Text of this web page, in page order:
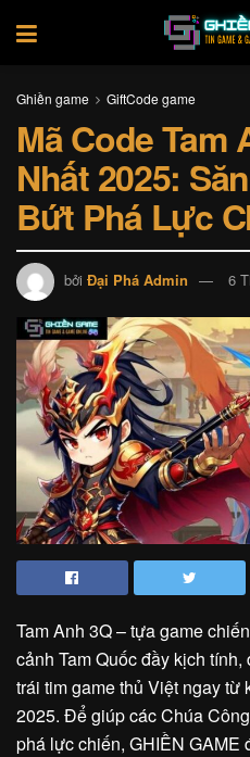
Ghiền game GiftCode game
Mã Code Tam
Nhất 2025:
Bứt Phá Lực
bởi Đại Phá Admin 6
Tam Anh 3Q – tựa game
cảnh Tam Quốc đầy kịch
trái tim game thủ Việt ngay từ
2025. Để giúp các Chúa
phá lực chiến, GHIỀN GAME